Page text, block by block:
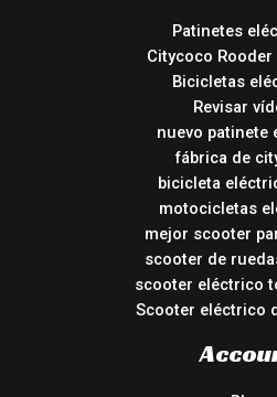
Patinetes
Citycoco
Bicicletas
Revisar
nuevo patinete
fábrica de
bicicleta
motocicletas
mejor scooter
scooter de
scooter eléctrico
Scooter eléctrico